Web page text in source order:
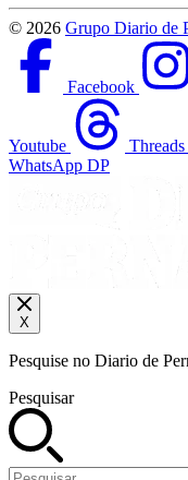
© 2026 Grupo Diario de
Facebook
Youtube Threads
WhatsApp DP
X
Pesquise no Diario de
Pesquisar